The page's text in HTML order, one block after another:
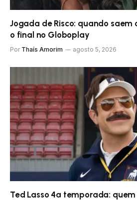
Jogada de Risco: quando saem
o final no Globoplay
Por Thaís Amorim agosto 5, 2026
Ted Lasso 4ª temporada: